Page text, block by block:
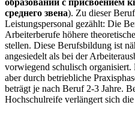
образовании с присвоением
среднего звена). Zu dieser
Leistungspersonal gezählt: Die
Arbeiterberufe höhere
stellen. Diese Berufsbildung ist
angesiedelt als bei der
vorwiegend schulisch
aber durch betriebliche
beträgt je nach Beruf 2-3 Jahre.
Hochschulreife verlängert sich